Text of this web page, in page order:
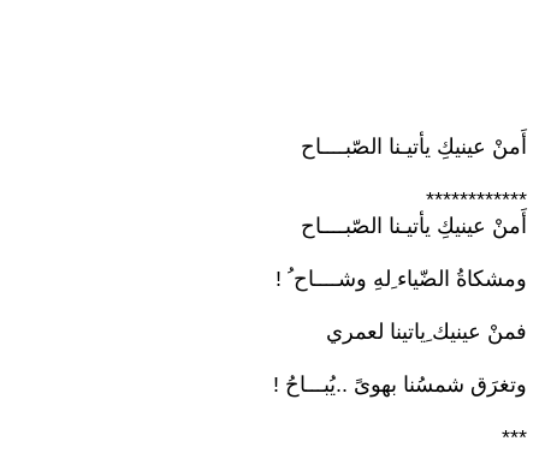
أَمنْ عينيكِ يأتيـنا الصّبــــاح
************
أَمنْ عينيكِ يأتيـنا الصّبــــاح
ومشكاةُ الضّياء ِلهِ وشــــاح ُ !
فمنْ عينيك ِياتينا لعمري
وتغرَق شمسُنا بهوىً ..يُبـــاحُ !
***